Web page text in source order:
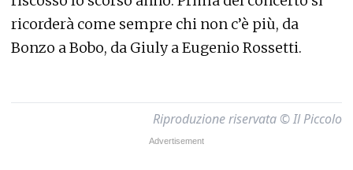
ricorderà come sempre chi non c’è più, da
Bonzo a Bobo, da Giuly a Eugenio Rossetti.
Riproduzione riservata © Il Piccolo